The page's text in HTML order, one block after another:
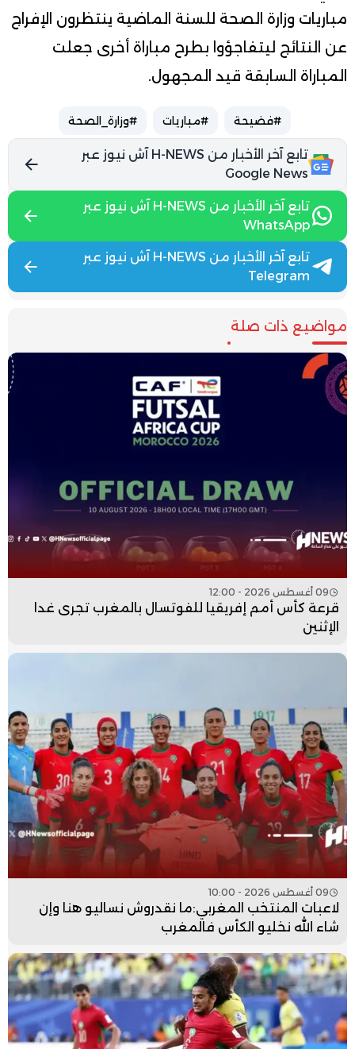
مباريات وزارة الصحة للسنة الماضية ينتظرون الإفراج
عن النتائج ليتفاجؤوا بطرح مباراة أخرى جعلت
المباراة السابقة قيد المجهول.
#فضيحة #مباريات #وزارة_الصحة
تابع آخر الأخبار من H-NEWS آش نيوز عبر
Google News
تابع آخر الأخبار من H-NEWS آش نيوز عبر
WhatsApp
تابع آخر الأخبار من H-NEWS آش نيوز عبر
Telegram
مواضيع ذات صلة
09 أغسطس 2026 - 12:00
قرعة كأس أمم إفريقيا للفوتسال بالمغرب تجرى غدا
الإثنين
09 أغسطس 2026 - 10:00
لاعبات المنتخب المغربي:ما نقدروش نساليو هنا وإن
شاء الله نخليو الكأس فالمغرب